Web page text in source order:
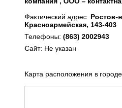
Фактический адрес: Ростов-
Красноармейская, 143-403
Телефоны: (863) 2002943
Сайт: Не указан
Карта расположения в